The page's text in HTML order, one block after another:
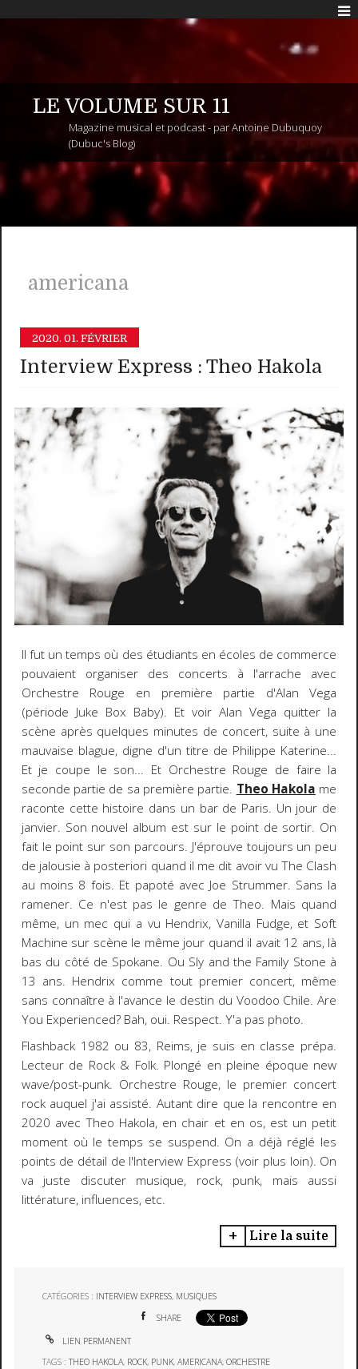
LE VOLUME SUR 11
Magazine musical et podcast - par Antoine Dubuquoy
(Dubuc's Blog)
americana
2020. 01. FÉVRIER
Interview Express : Theo Hakola
Il fut un temps où des étudiants en écoles de commerce
pouvaient organiser des concerts à l'arrache avec
Orchestre Rouge en première partie d'Alan Vega
(période Juke Box Baby). Et voir Alan Vega quitter la
scène après quelques minutes de concert, suite à une
mauvaise blague, digne d'un titre de Philippe Katerine...
Et je coupe le son... Et Orchestre Rouge de faire la
seconde partie de sa première partie. Theo Hakola me
raconte cette histoire dans un bar de Paris. Un jour de
janvier. Son nouvel album est sur le point de sortir. On
fait le point sur son parcours. J'éprouve toujours un peu
de jalousie à posteriori quand il me dit avoir vu The Clash
au moins 8 fois. Et papoté avec Joe Strummer. Sans la
ramener. Ce n'est pas le genre de Theo. Mais quand
même, un mec qui a vu Hendrix, Vanilla Fudge, et Soft
Machine sur scène le même jour quand il avait 12 ans, là
bas du côté de Spokane. Ou Sly and the Family Stone à
13 ans. Hendrix comme tout premier concert, même
sans connaître à l'avance le destin du Voodoo Chile. Are
You Experienced? Bah, oui. Respect. Y'a pas photo.
Flashback 1982 ou 83, Reims, je suis en classe prépa.
Lecteur de Rock & Folk. Plongé en pleine époque new
wave/post-punk. Orchestre Rouge, le premier concert
rock auquel j'ai assisté. Autant dire que la rencontre en
2020 avec Theo Hakola, en chair et en os, est un petit
moment où le temps se suspend. On a déjà réglé les
points de détail de l'Interview Express (voir plus loin). On
va juste discuter musique, rock, punk, mais aussi
littérature, influences, etc.
Lire la suite
CATÉGORIES : INTERVIEW EXPRESS, MUSIQUES
SHARE
LIEN PERMANENT
TAGS :THEO HAKOLA, ROCK, PUNK,AMERICANA,ORCHESTRE